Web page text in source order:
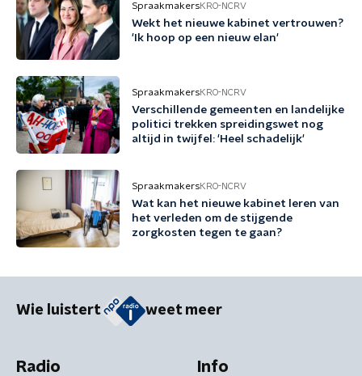
SpraakmakersKRO-NCRV
Wekt het nieuwe kabinet vertrouwen?
'Ik hoop op een nieuw elan'
SpraakmakersKRO-NCRV
Verschillende gemeenten en landelijke
politici trekken spreidingswet nog
altijd in twijfel: 'Heel schadelijk'
SpraakmakersKRO-NCRV
Wat kan het nieuwe kabinet leren van
het verleden om de stijgende
zorgkosten tegen te gaan?
Wie luistert weet meer
Radio Info